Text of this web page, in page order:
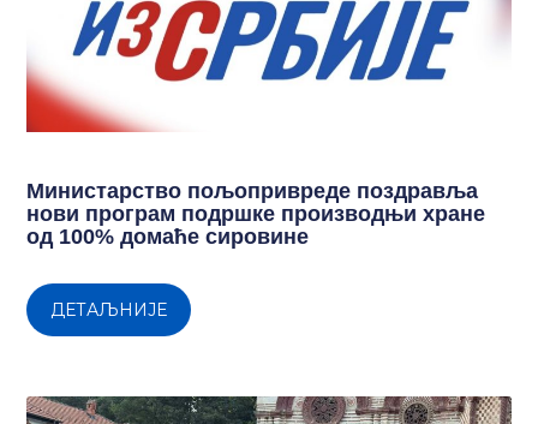
Министарство пољопривреде поздравља
нови програм подршке производњи хране
од 100% домаће сировине
ДЕТАЉНИЈЕ